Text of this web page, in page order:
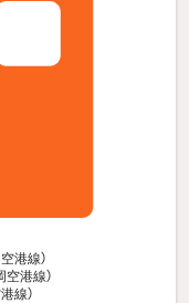
港線）
空港線）
線）